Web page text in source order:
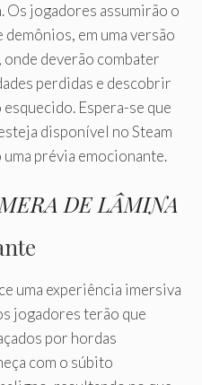
Os jogadores assumirão o
demônios, em uma versão
deverão combater
perdidas e descobrir
Espera-se que
disponível no Steam
prévia emocionante.
DE LÂMINA
uma experiência imersiva
jogadores terão que
por hordas
com o súbito